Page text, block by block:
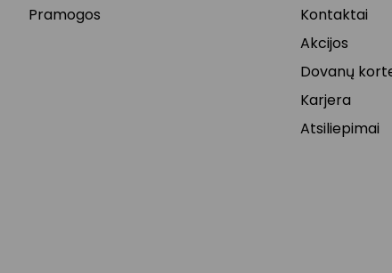
Pramogos
Kontaktai
Akcijos
Dovanų
Karjera
Atsiliepimai